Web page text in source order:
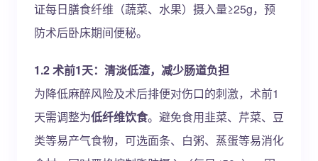
证每日膳食纤维（蔬菜、水果）摄入量≥25g，预
防术后卧床期间便秘。
1.2 术前1天：清淡低渣，减少肠道负担
为降低麻醉风险及术后排便对伤口的刺激，术前1
天需调整为低纤维饮食。避免食用韭菜、芹菜、豆
类等易产气食物，可选面条、白粥、蒸蛋等易消化